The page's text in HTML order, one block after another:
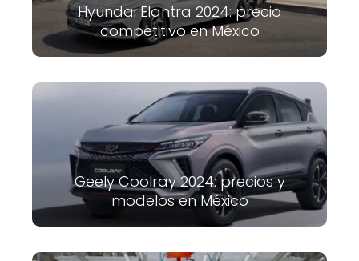
Hyundai Elantra 2024: precio
competitivo en México
Geely Coolray 2024: precios y
modelos en México